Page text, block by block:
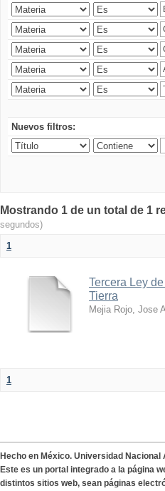
Nuevos filtros:
Mostrando 1 de un total de 1
segundos)
1
Tercera Ley
Tierra
Mejia Rojo, Jose
1
Hecho en México. Universidad
Este es un portal integrado a la página
distintos sitios web, sean páginas